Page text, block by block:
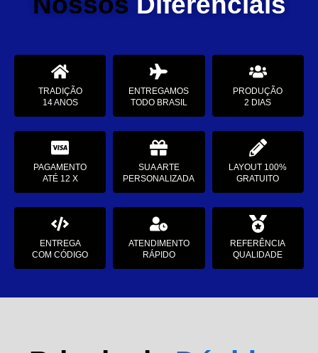
TRADIÇÃO
14 ANOS
ENTREGAMOS
TODO BRASIL
PRODUÇÃO
2 DIAS
PAGAMENTO
ATÉ 12 X
SUA ARTE
PERSONALIZADA
LAYOUT 100%
GRATUITO
ENTREGA
COM CÓDIGO
ATENDIMENTO
RÁPIDO
REFERÊNCIA
QUALIDADE